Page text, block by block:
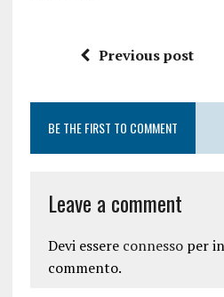
Previous post
BE THE FIRST TO COMMENT
Leave a comment
Devi essere connessoper
commento.